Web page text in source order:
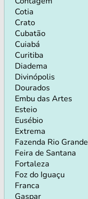
Cotia
Crato
Cubatão
Cuiabá
Curitiba
Diadema
Divinópolis
Dourados
Embu das Artes
Esteio
Eusébio
Extrema
Fazenda Rio Grande
Feira de Santana
Fortaleza
Foz do Iguaçu
Franca
Gaspar